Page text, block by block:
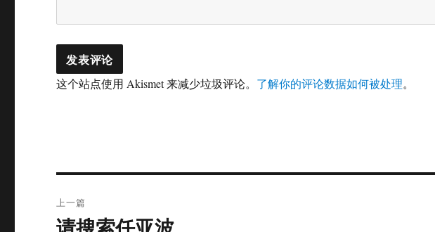
这个站点使用 Akismet 来减少垃圾评论。 了解你的评论数据如何被处理。
章
上一篇
上